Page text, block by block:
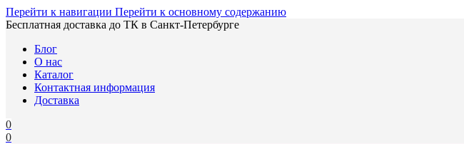
Перейти к навигации Перейти к основному содержанию
Бесплатная доставка до ТК в Санкт-Петербурге
Блог
О нас
Каталог
Контактная информация
Доставка
0
0